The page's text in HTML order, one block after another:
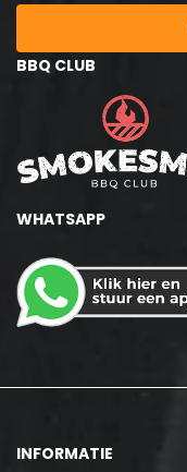
BBQ CLUB
WHATSAPP
INFORMATIE